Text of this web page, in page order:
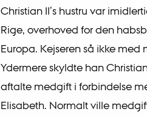
Christian II’s hustru var
Rige, overhoved for den
Europa. Kejseren så ikke
Ydermere skyldte han
aftalte medgift i forbindelse
Elisabeth. Normalt ville